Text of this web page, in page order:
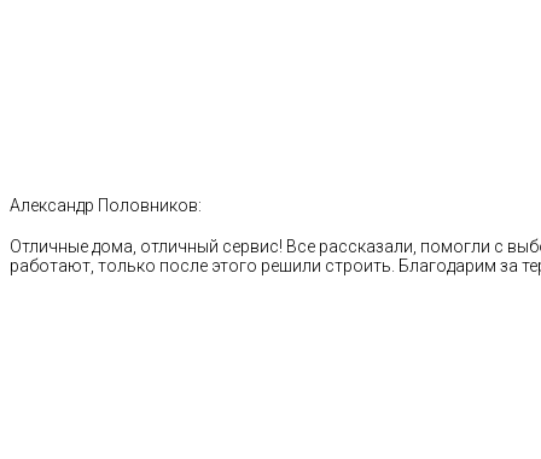
Александр Половников:
Отличные дома, отличный сервис! Все рассказали, помогли с
работают, только после этого решили строить. Благодарим за